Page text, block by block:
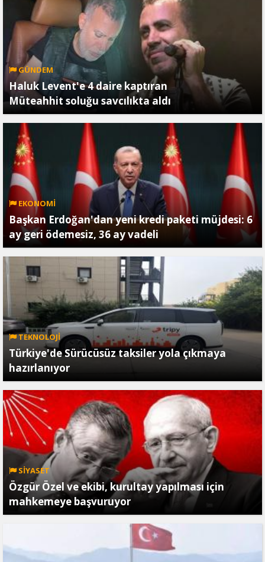
GÜNDEM
Haluk Levent'e 4 daire kaptıran
Müteahhit soluğu savcılıkta aldı
EKONOMİ
Başkan Erdoğan'dan yeni kredi paketi müjdesi: 6
ay geri ödemesiz, 36 ay vadeli
TEKNOLOJİ
Türkiye'de Sürücüsüz taksiler yola çıkmaya
hazırlanıyor
SİYASET
Özgür Özel ve ekibi, kurultay yapılması için
mahkemeye başvuruyor